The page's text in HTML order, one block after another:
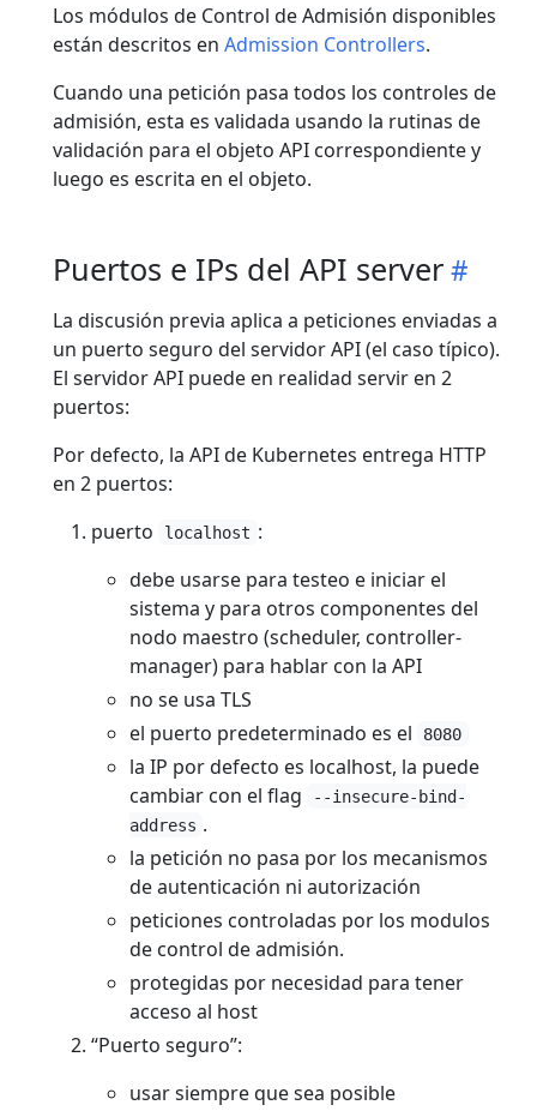
Los módulos de Control de Admisión disponibles
están descritos en Admission Controllers.
Cuando una petición pasa todos los controles de
admisión, esta es validada usando la rutinas de
validación para el objeto API correspondiente y
luego es escrita en el objeto.
Puertos e IPs del API server
La discusión previa aplica a peticiones enviadas a
un puerto seguro del servidor API (el caso típico).
El servidor API puede en realidad servir en 2
puertos:
Por defecto, la API de Kubernetes entrega HTTP
en 2 puertos:
puerto
localhost :
debe usarse para testeo e iniciar el
sistema y para otros componentes del
nodo maestro (scheduler, controller-
manager) para hablar con la API
no se usa TLS
el puerto predeterminado es el
8080
la IP por defecto es localhost, la puede
cambiar con el flag
--insecure-bind-
address .
la petición no pasa por los mecanismos
de autenticación ni autorización
peticiones controladas por los modulos
de control de admisión.
protegidas por necesidad para tener
acceso al host
“Puerto seguro”:
usar siempre que sea posible